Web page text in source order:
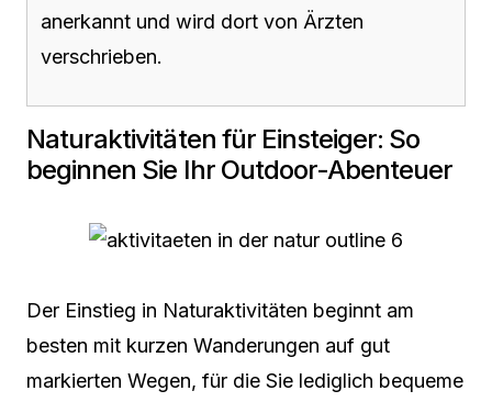
anerkannt und wird dort von Ärzten
verschrieben.
Naturaktivitäten für Einsteiger: So
beginnen Sie Ihr Outdoor-Abenteuer
Der Einstieg in Naturaktivitäten beginnt am
besten mit kurzen Wanderungen auf gut
markierten Wegen, für die Sie lediglich bequeme